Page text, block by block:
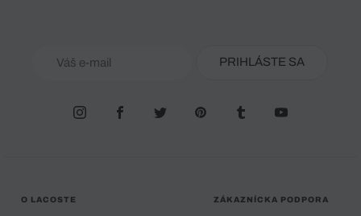
PRIHLÁSTE SA
O LACOSTE ZÁKAZNÍCKA PODPORA